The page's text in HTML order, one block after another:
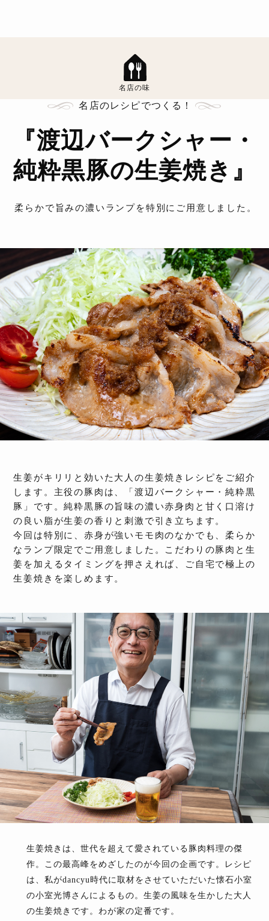
名店の味
名店のレシピでつくる！
『渡辺バークシャー・
純粋黒豚の生姜焼き』
柔らかで旨みの濃いランプを特別にご用意しました。
生姜がキリリと効いた大人の生姜焼きレシピをご紹介
します。主役の豚肉は、「渡辺バークシャー・純粋黒
豚」です。純粋黒豚の旨味の濃い赤身肉と甘く口溶け
の良い脂が生姜の香りと刺激で引き立ちます。
今回は特別に、赤身が強いモモ肉のなかでも、柔らか
なランプ限定でご用意しました。こだわりの豚肉と生
姜を加えるタイミングを押さえれば、ご自宅で極上の
生姜焼きを楽しめます。
生姜焼きは、世代を超えて愛されている豚肉料理の傑
作。この最高峰をめざしたのが今回の企画です。レシピ
は、私がdancyu時代に取材をさせていただいた懐石小室
の小室光博さんによるもの。生姜の風味を生かした大人
の生姜焼きです。わが家の定番です。